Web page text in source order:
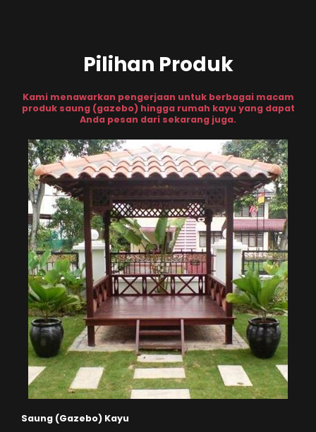
Pilihan Produk
Kami menawarkan pengerjaan untuk berbagai macam
produk saung (gazebo) hingga rumah kayu yang dapat
Anda pesan dari sekarang juga.
Saung (Gazebo) Kayu